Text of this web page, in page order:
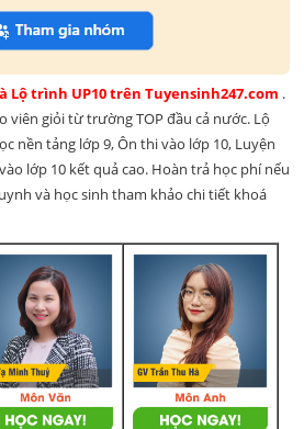
Lộ trình UP10 trên Tuyensinh247.com .
viên giỏi từ trường TOP đầu cả nước. Lộ
nền tảng lớp 9, Ôn thi vào lớp 10, Luyện
lớp 10 kết quả cao. Hoàn trả học phí nếu
và học sinh tham khảo chi tiết khoá